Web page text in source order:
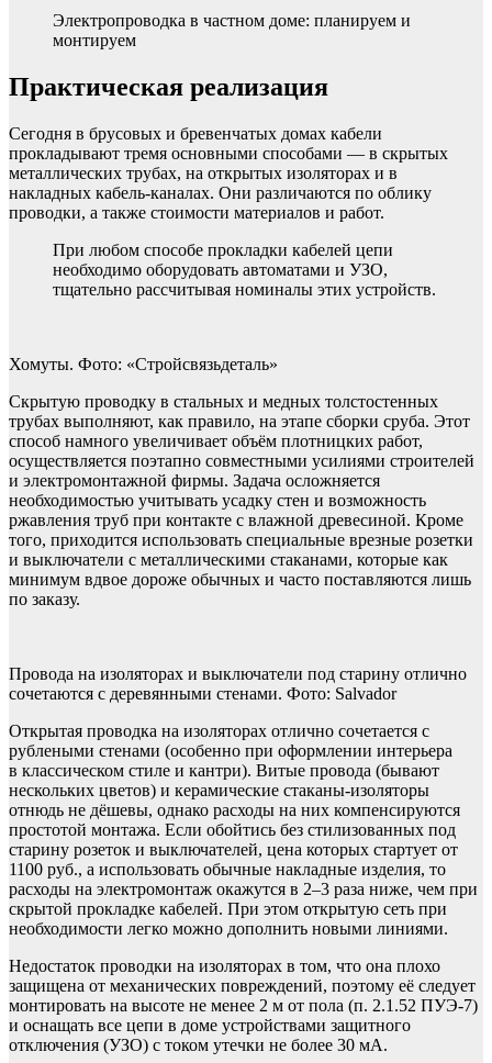
Электропроводка в частном доме: планируем и
монтируем
Практическая реализация
Сегодня в брусовых и бревенчатых домах кабели
прокладывают тремя основными способами — в скрытых
металлических трубах, на открытых изоляторах и в
накладных кабель-каналах. Они различаются по облику
проводки, а также стоимости материалов и работ.
При любом способе прокладки кабелей цепи
необходимо оборудовать автоматами и УЗО,
тщательно рассчитывая номиналы этих устройств.
Хомуты. Фото: «Стройсвязьдеталь»
Скрытую проводку в стальных и медных толстостенных
трубах выполняют, как правило, на этапе сборки сруба. Этот
способ намного увеличивает объём плотницких работ,
осуществляется поэтапно совместными усилиями строителей
и электромонтажной фирмы. Задача осложняется
необходимостью учитывать усадку стен и возможность
ржавления труб при контакте с влажной древесиной. Кроме
того, приходится использовать специальные врезные розетки
и выключатели с металлическими стаканами, которые как
минимум вдвое дороже обычных и часто поставляются лишь
по заказу.
Провода на изоляторах и выключатели под старину отлично
сочетаются с деревянными стенами. Фото: Salvador
Открытая проводка на изоляторах отлично сочетается с
рублеными стенами (особенно при оформлении интерьера
в классическом стиле и кантри). Витые провода (бывают
нескольких цветов) и керамические стаканы-изоляторы
отнюдь не дёшевы, однако расходы на них компенсируются
простотой монтажа. Если обойтись без стилизованных под
старину розеток и выключателей, цена которых стартует от
1100 руб., а использовать обычные накладные изделия, то
расходы на электромонтаж окажутся в 2–3 раза ниже, чем при
скрытой прокладке кабелей. При этом открытую сеть при
необходимости легко можно дополнить новыми линиями.
Недостаток проводки на изоляторах в том, что она плохо
защищена от механических повреждений, поэтому её следует
монтировать на высоте не менее 2 м от пола (п. 2.1.52 ПУЭ-7)
и оснащать все цепи в доме устройствами защитного
отключения (УЗО) с током утечки не более 30 мА.